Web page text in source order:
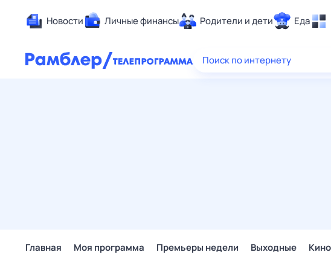
Новости Личные финансы Родители и дети Еда
Здоровье
Поиск по интернету
Главная Моя программа Премьеры недели Выходные